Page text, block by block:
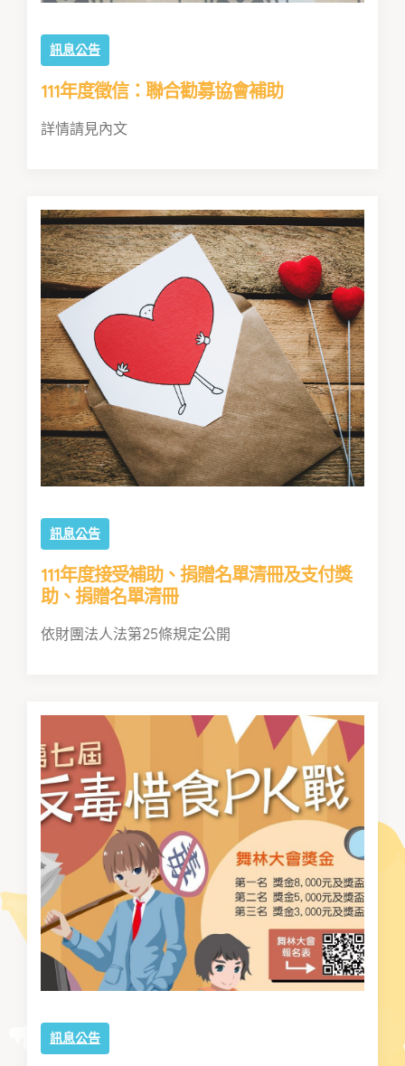
訊息公告
111年度徵信：聯合勸募協會補助
詳情請見內文
訊息公告
111年度接受補助、捐贈名單清冊及支付獎
助、捐贈名單清冊
依財團法人法第25條規定公開
訊息公告